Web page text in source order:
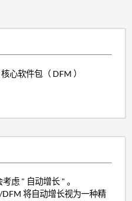
心软件包（ DFM ）
虑 " 自动增长 " 。
将自动增长视为一种精